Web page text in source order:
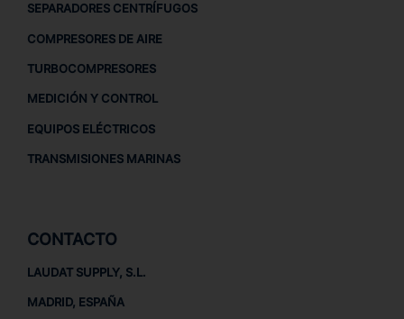
SEPARADORES CENTRÍFUGOS
COMPRESORES DE AIRE
TURBOCOMPRESORES
MEDICIÓN Y CONTROL
EQUIPOS ELÉCTRICOS
TRANSMISIONES MARINAS
CONTACTO
LAUDAT SUPPLY, S.L.
MADRID, ESPAÑA